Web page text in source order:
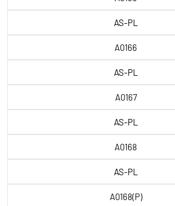
AS-PL
A0166
AS-PL
A0167
AS-PL
A0168
AS-PL
A0168(P)